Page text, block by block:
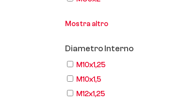
Mostra altro
Diametro Interno
M10x1,25
M10x1,5
M12x1,25